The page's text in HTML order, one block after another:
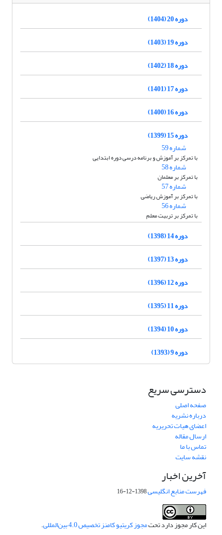
دوره 20 (1404)
دوره 19 (1403)
دوره 18 (1402)
دوره 17 (1401)
دوره 16 (1400)
دوره 15 (1399)
شماره 59
با تمرکز بر آموزش و برنامه درسی دوره ابتدایی
شماره 58
با تمرکز بر معلمان
شماره 57
با تمرکز بر آموزش ریاضی
شماره 56
با تمرکز بر تربیت معلم
دوره 14 (1398)
دوره 13 (1397)
دوره 12 (1396)
دوره 11 (1395)
دوره 10 (1394)
دوره 9 (1393)
دسترسی سریع
صفحه اصلی
درباره نشریه
اعضای هیات تحریریه
ارسال مقاله
تماس با ما
نقشه سایت
آخرین اخبار
فهرست منابع انگلیسی1398-12-16
این کار مجوز دارد تحتمجوز کریتیو کامنز تخصیص 4.0 بین‌المللی .